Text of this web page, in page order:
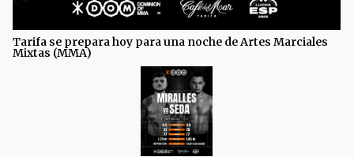
Tarifa se prepara hoy para una noche de Artes Marciales
Mixtas (MMA)